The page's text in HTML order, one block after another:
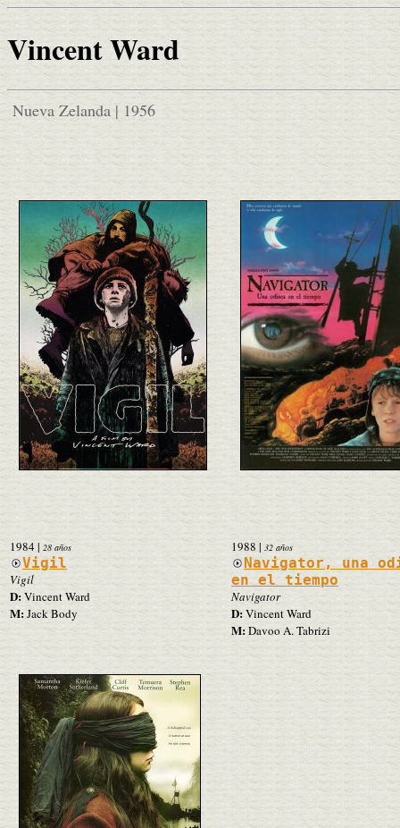
Vincent Ward
Nueva Zelanda | 1956
1984| 28 años
Vigil
Vigil
D:Vincent Ward
M:Jack Body
1988| 32 años
Navigator, una
en el tiempo
Navigator
D:Vincent Ward
M:Davoo A. Tabrizi